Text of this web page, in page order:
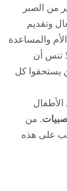
من الصبر
وتقديم
والمساعدة
تنس أن
يستحقوا كل
. من
على هذه